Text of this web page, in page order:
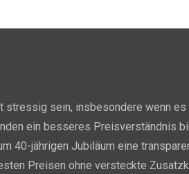
sein, insbesondere wenn
ein besseres Preisverständnis
40-jährigen Jubiläum eine
Preisen ohne versteckte